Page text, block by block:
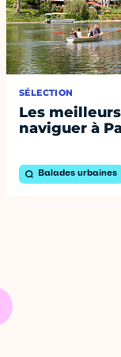
SÉLECTION
Les
naviguer à
Balades urbaines